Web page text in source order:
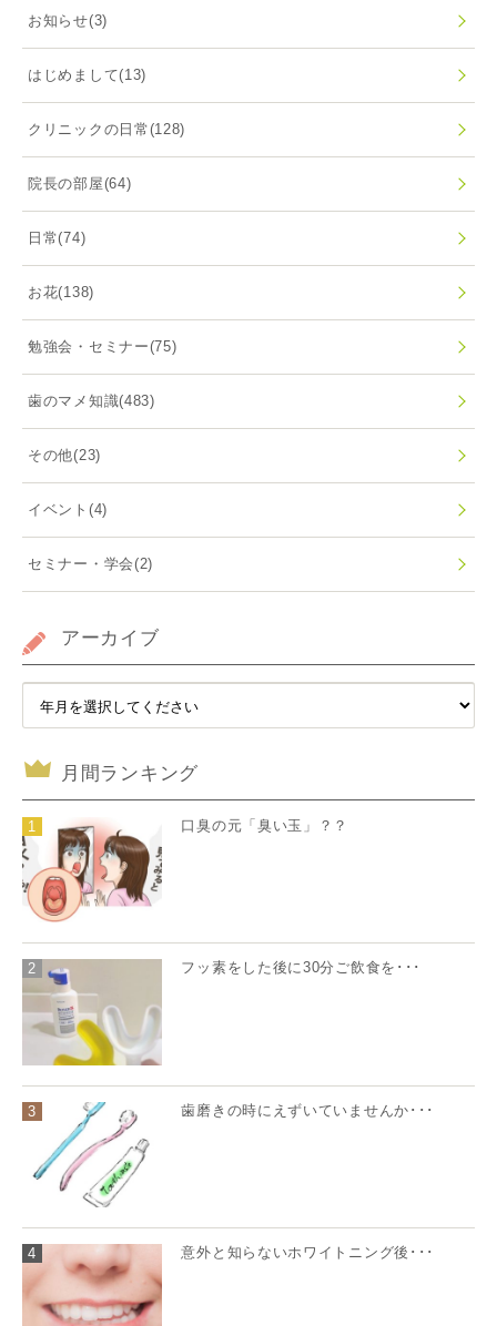
お知らせ(3)
はじめまして(13)
クリニックの日常(128)
院長の部屋(64)
日常(74)
お花(138)
勉強会・セミナー(75)
歯のマメ知識(483)
その他(23)
イベント (4)
セミナー・学会(2)
アーカイブ
月間ランキング
1 口臭の元「臭い玉」？？
2 フッ素をした後に30分ご飲食を･･･
3 歯磨きの時にえずいていませんか･･･
4 意外と知らないホワイトニング後･･･